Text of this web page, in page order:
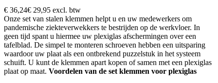
€ 36,24€ 29,95 excl. btw
Onze set van stalen klemmen helpt u en uw medewerkers om
pandemische ziekteverwekkers te bestrijden op de werkvloer. In
geen tijd spant u hiermee uw plexiglas afschermingen over een
tafelblad. De simpel te monteren schroeven hebben een uitsparing
waardoor uw plaat als een ontbrekend puzzelstuk in het systeem
schuift. U kunt de klemmen apart kopen of samen met een plexiglas
plaat op maat. Voordelen van de set klemmen voor plexiglas